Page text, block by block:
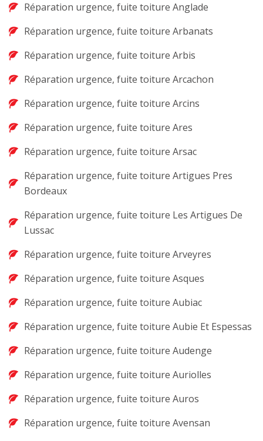
Réparation urgence, fuite toiture Anglade
Réparation urgence, fuite toiture Arbanats
Réparation urgence, fuite toiture Arbis
Réparation urgence, fuite toiture Arcachon
Réparation urgence, fuite toiture Arcins
Réparation urgence, fuite toiture Ares
Réparation urgence, fuite toiture Arsac
Réparation urgence, fuite toiture Artigues Pres
Bordeaux
Réparation urgence, fuite toiture Les Artigues De
Lussac
Réparation urgence, fuite toiture Arveyres
Réparation urgence, fuite toiture Asques
Réparation urgence, fuite toiture Aubiac
Réparation urgence, fuite toiture Aubie Et Espessas
Réparation urgence, fuite toiture Audenge
Réparation urgence, fuite toiture Auriolles
Réparation urgence, fuite toiture Auros
Réparation urgence, fuite toiture Avensan